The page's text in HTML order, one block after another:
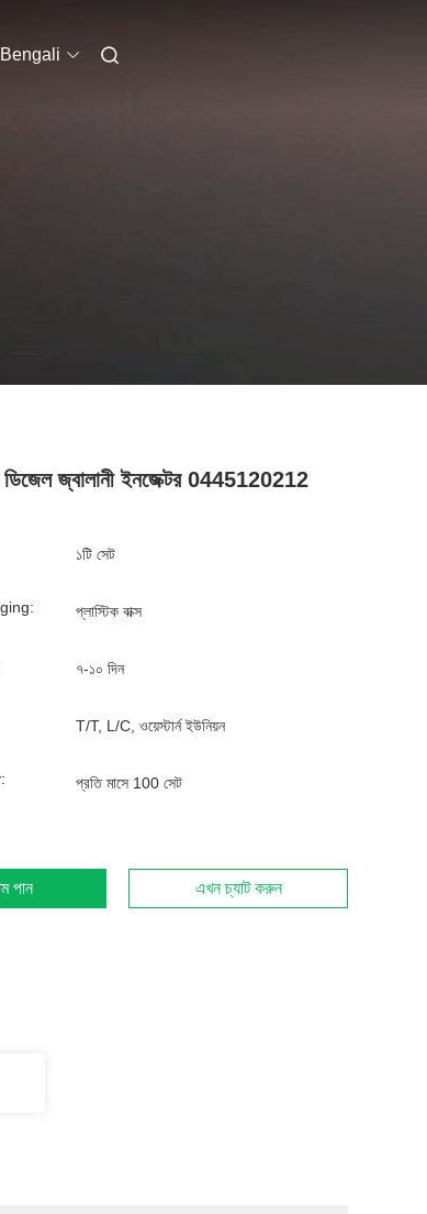
Bengali
ডিজেল জ্বালানী ইনজেক্টর 0445120212
১টি সেট
প্লাস্টিক বাক্স
৭-১০ দিন
T/T, L/C, ওয়েস্টার্ন ইউনিয়ন
প্রতি মাসে 100 সেট
পান এখন চ্যাট করুন